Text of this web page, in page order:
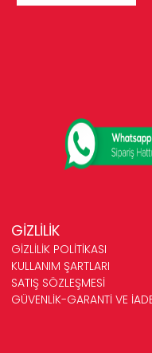
GİZLİLİK
GİZLİLİK POLİTİKASI
KULLANIM ŞARTLARI
SATIŞ SÖZLEŞMESİ
GÜVENLİK-GARANTİ VE